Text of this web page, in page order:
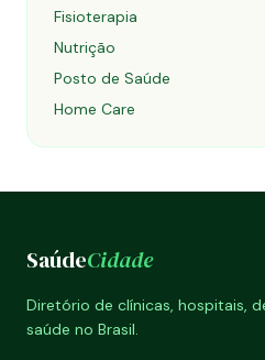
Fisioterapia
Nutrição
Posto de Saúde
Home Care
SaúdeCidade
Diretório de clínicas, hospitais,
saúde no Brasil.